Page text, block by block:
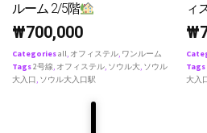
ルーム 2/5階
₩700,000
Categoriesall, オフィステル, ワンルーム
Tags2号線, オフィステル, ソウル大, ソウル
大入口, ソウル大入口駅
ィ
₩
Tags
大入